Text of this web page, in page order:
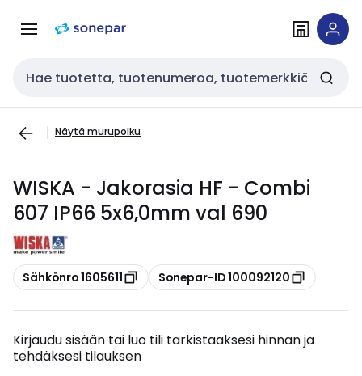
navigointiinsisältöön
Haku
Näytä murupolku
WISKA - Jakorasia HF - Combi
607 IP66 5x6,0mm val 690
Kopioi
Sähkönro 1605611 Kopioi
Sonepar-ID 100092120
Kirjaudu sisään tai luo tili tarkistaaksesi hinnan ja
tehdäksesi tilauksen